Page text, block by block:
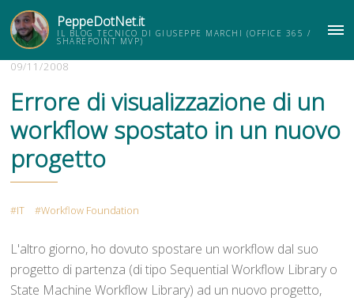
PeppeDotNet.it
IL BLOG TECNICO DI GIUSEPPE MARCHI (OFFICE 365 /
SHAREPOINT MVP)
09/11/2008
Errore di visualizzazione di un
workflow spostato in un nuovo
progetto
IT Workflow Foundation
L'altro giorno, ho dovuto spostare un workflow dal suo
progetto di partenza (di tipo Sequential Workflow Library o
State Machine Workflow Library) ad un nuovo progetto,